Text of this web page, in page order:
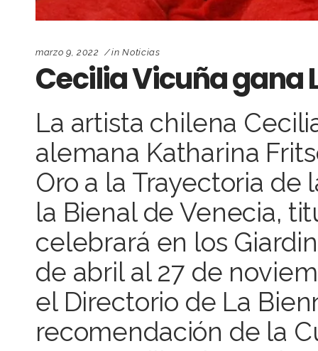
marzo 9, 2022 in Noticias
Cecilia Vicuña gana
La artista chilena
alemana Katharina
Oro a la Trayectoria de
la Bienal de Venecia,
celebrará en los
de abril al 27 de
el Directorio de La
recomendación de la